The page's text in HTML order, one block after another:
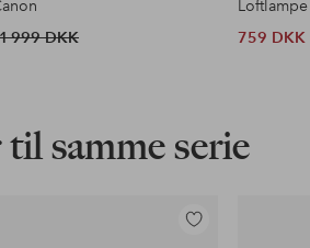
1 999 DKK
759 DKK
samme serie
Tilføj